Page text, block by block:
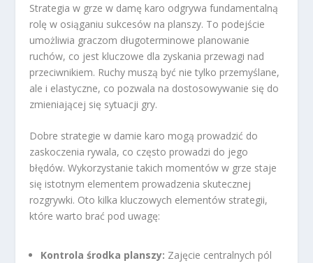
Strategia w grze w damę karo odgrywa fundamentalną
rolę w osiąganiu sukcesów na planszy. To podejście
umożliwia graczom długoterminowe planowanie
ruchów, co jest kluczowe dla zyskania przewagi nad
przeciwnikiem. Ruchy muszą być nie tylko przemyślane,
ale i elastyczne, co pozwala na dostosowywanie się do
zmieniającej się sytuacji gry.
Dobre strategie w damie karo mogą prowadzić do
zaskoczenia rywala, co często prowadzi do jego
błędów. Wykorzystanie takich momentów w grze staje
się istotnym elementem prowadzenia skutecznej
rozgrywki. Oto kilka kluczowych elementów strategii,
które warto brać pod uwagę:
Kontrola środka planszy: Zajęcie centralnych pól